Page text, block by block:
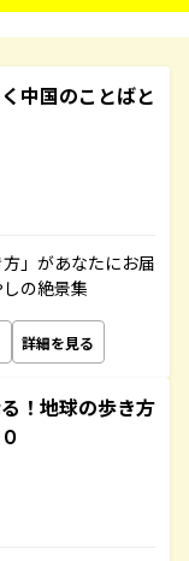
中国のことばと
」があなたにお届
の絶景集
詳細を見る
！地球の歩き方